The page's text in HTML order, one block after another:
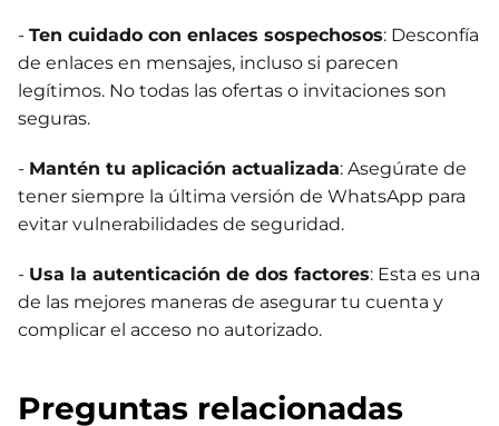
- Ten cuidado con enlaces sospechosos: Desconfía
de enlaces en mensajes, incluso si parecen
legítimos. No todas las ofertas o invitaciones son
seguras.
- Mantén tu aplicación actualizada: Asegúrate de
tener siempre la última versión de WhatsApp para
evitar vulnerabilidades de seguridad.
- Usa la autenticación de dos factores: Esta es una
de las mejores maneras de asegurar tu cuenta y
complicar el acceso no autorizado.
Preguntas relacionadas